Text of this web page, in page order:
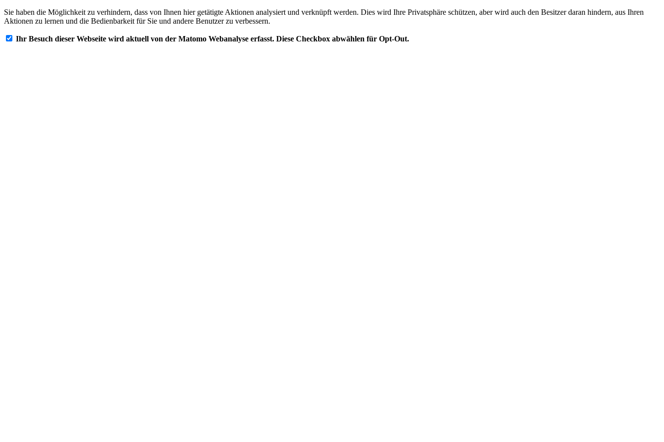
Sie haben die Möglichkeit zu verhindern, dass von Ihnen hier getätigte Aktionen analysiert und verknüpft werden. Dies wird Ihre Privatsphäre schützen, aber wird auch den Besitzer daran hindern, aus Ihren
Aktionen zu lernen und die Bedienbarkeit für Sie und andere Benutzer zu verbessern.
Ihr Besuch dieser Webseite wird aktuell von der Matomo Webanalyse erfasst. Diese Checkbox abwählen für Opt-Out.